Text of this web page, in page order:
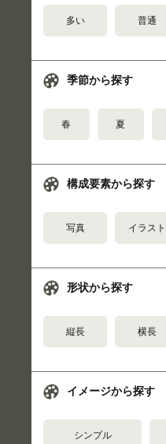
多い 普通
季節から探す
春 夏
構成要素から探す
写真 イラスト
形状から探す
縦長 横長
イメージから探す
シンプル